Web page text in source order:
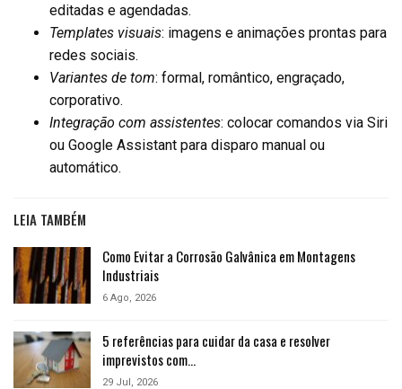
editadas e agendadas.
Templates visuais: imagens e animações prontas para
redes sociais.
Variantes de tom: formal, romântico, engraçado,
corporativo.
Integração com assistentes: colocar comandos via Siri
ou Google Assistant para disparo manual ou
automático.
LEIA TAMBÉM
Como Evitar a Corrosão Galvânica em Montagens
Industriais
6 Ago, 2026
5 referências para cuidar da casa e resolver
imprevistos com…
29 Jul, 2026